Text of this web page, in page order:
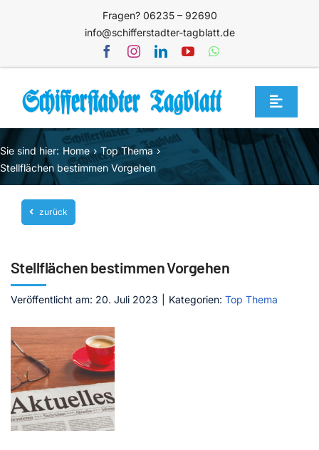
Fragen? 06235 – 92690
info@schifferstadter-tagblatt.de
Toggle
Home
Themen
Blog
Unternehmen
Mediathek
Kontakt
Sie sind hier: Home
Top Thema
Stellflächen bestimmen Vorgehen
zurück
Stellflächen bestimmen Vorgehen
Veröffentlicht am: 20. Juli 2023 Kategorien: Top Thema